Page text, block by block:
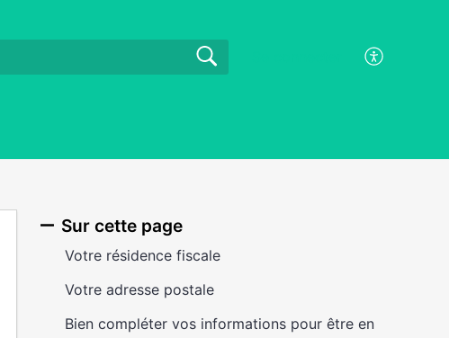
Sur cette page
Votre résidence fiscale
Votre adresse postale
Bien compléter vos informations pour être en